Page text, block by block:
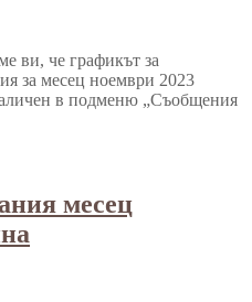
ви, че графикът за
за месец ноември 2023
в подменю „Съобщения
месец